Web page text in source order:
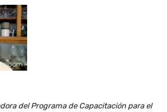
del Programa de Capacitación para el